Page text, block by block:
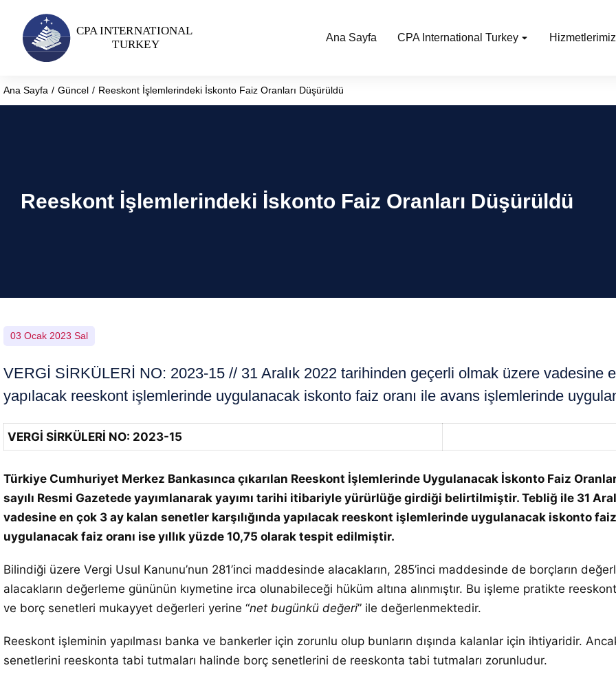
Ana Sayfa CPA International Turkey Hizmetlerimiz
You are here:
Ana Sayfa Güncel Reeskont İşlemlerindeki İskonto Faiz Oranları Düşürüldü
Reeskont İşlemlerindeki İskonto Faiz Oranları Düşürüldü
03 Ocak 2023 Sal
VERGİ SİRKÜLERİ NO: 2023-15 // 31 Aralık 2022 tarihinden geçerli olmak üzere vadesine
yapılacak reeskont işlemlerinde uygulanacak iskonto faiz oranı ile avans işlemlerinde
VERGİ SİRKÜLERİ NO: 2023-15
Türkiye Cumhuriyet Merkez Bankasınca çıkarılan Reeskont İşlemlerinde Uygulanacak İskonto Faiz
sayılı Resmi Gazetede yayımlanarak yayımı tarihi itibariyle yürürlüğe girdiği belirtilmiştir. Tebliğ ile 31
vadesine en çok 3 ay kalan senetler karşılığında yapılacak reeskont işlemlerinde uygulanacak iskonto
uygulanacak faiz oranı ise yıllık yüzde 10,75 olarak tespit edilmiştir.
Bilindiği üzere Vergi Usul Kanunu’nun 281’inci maddesinde alacakların, 285’inci maddesinde de borçların
alacakların değerleme gününün kıymetine irca olunabileceği hüküm altına alınmıştır. Bu işleme pratikte
ve borç senetleri mukayyet değerleri yerine “net bugünkü değeri” ile değerlenmektedir.
Reeskont işleminin yapılması banka ve bankerler için zorunlu olup bunların dışında kalanlar için ihtiyaridir.
senetlerini reeskonta tabi tutmaları halinde borç senetlerini de reeskonta tabi tutmaları zorunludur.